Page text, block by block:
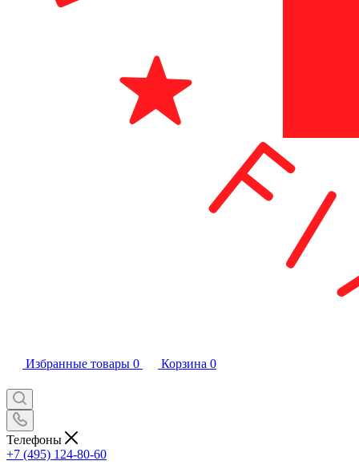
Избранные товары 0 Корзина 0
Телефоны
+7 (495) 124-80-60